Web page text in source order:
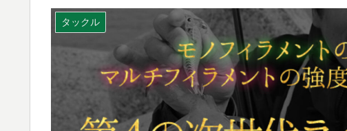
タックル